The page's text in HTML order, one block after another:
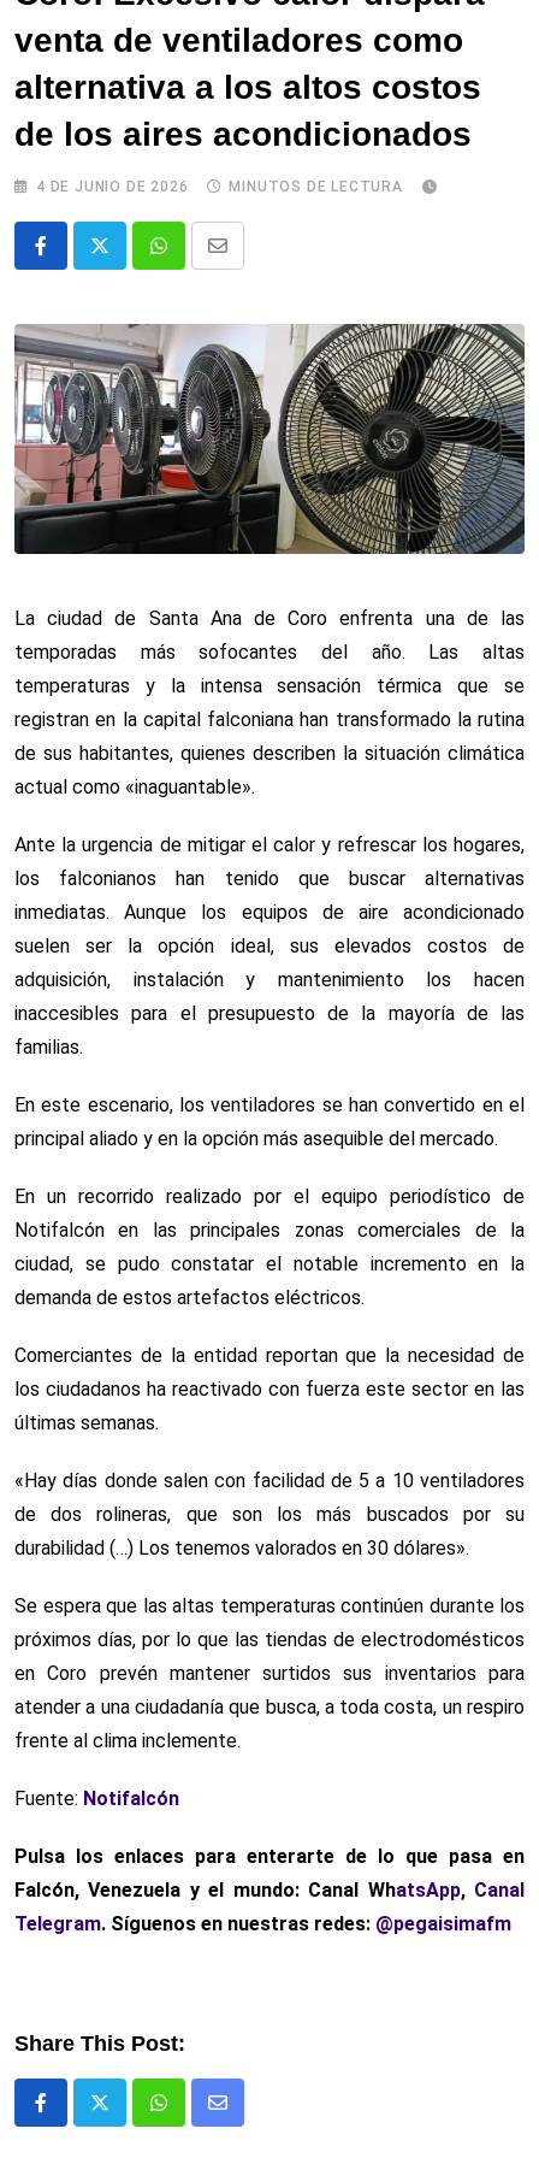
venta de ventiladores como
alternativa a los altos costos
de los aires acondicionados
4 DE JUNIO DE 2026 MINUTOS DE LECTURA
WhatsappComparte
email
La ciudad de Santa Ana de Coro enfrenta una de las
temporadas más sofocantes del año. Las altas
temperaturas y la intensa sensación térmica que se
registran en la capital falconiana han transformado la rutina
de sus habitantes, quienes describen la situación climática
actual como «inaguantable».
Ante la urgencia de mitigar el calor y refrescar los hogares,
los falconianos han tenido que buscar alternativas
inmediatas. Aunque los equipos de aire acondicionado
suelen ser la opción ideal, sus elevados costos de
adquisición, instalación y mantenimiento los hacen
inaccesibles para el presupuesto de la mayoría de las
familias.
En este escenario, los ventiladores se han convertido en el
principal aliado y en la opción más asequible del mercado.
En un recorrido realizado por el equipo periodístico de
Notifalcón en las principales zonas comerciales de la
ciudad, se pudo constatar el notable incremento en la
demanda de estos artefactos eléctricos.
Comerciantes de la entidad reportan que la necesidad de
los ciudadanos ha reactivado con fuerza este sector en las
últimas semanas.
«Hay días donde salen con facilidad de 5 a 10 ventiladores
de dos rolineras, que son los más buscados por su
durabilidad (…) Los tenemos valorados en 30 dólares».
Se espera que las altas temperaturas continúen durante los
próximos días, por lo que las tiendas de electrodomésticos
en Coro prevén mantener surtidos sus inventarios para
atender a una ciudadanía que busca, a toda costa, un respiro
frente al clima inclemente.
Fuente: Notifalcón
Pulsa los enlaces para enterarte de lo que pasa en
Falcón, Venezuela y el mundo: Canal WhatsApp, Canal
Telegram. Síguenos en nuestras redes: @pegaisimafm
Share This Post:
WhatsappComparte